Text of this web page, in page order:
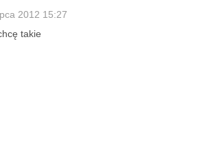
2012 15:27
takie